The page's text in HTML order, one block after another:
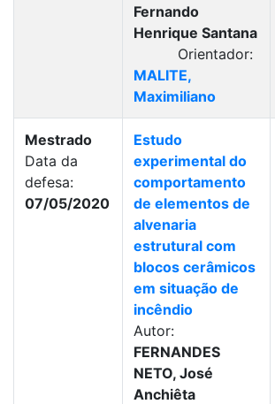
Fernando
Henrique Santana
Orientador:
MALITE,
Maximiliano
Mestrado
Data da
defesa:
07/05/2020
Estudo
experimental do
comportamento
de elementos de
alvenaria
estrutural com
blocos cerâmicos
em situação de
incêndio
Autor:
FERNANDES
NETO, José
Anchiêta